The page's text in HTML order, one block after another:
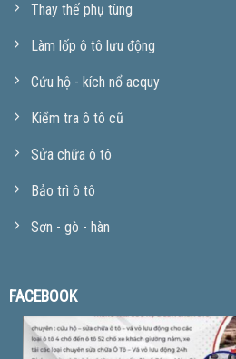
Thay thế phụ tùng
Làm lốp ô tô lưu động
Cứu hộ - kích nổ acquy
Kiểm tra ô tô cũ
Sửa chữa ô tô
Bảo trì ô tô
Sơn - gò - hàn
FACEBOOK